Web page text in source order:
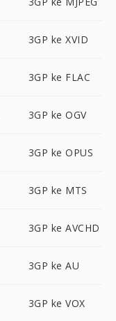
3GP ke XVID
3GP ke FLAC
3GP ke OGV
3GP ke OPUS
3GP ke MTS
3GP ke AVCHD
3GP ke AU
3GP ke VOX